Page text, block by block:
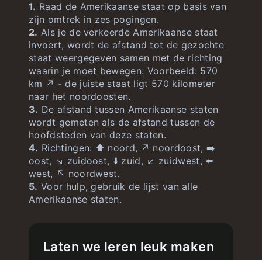
1. Raad de Amerikaanse staat op basis van
zijn omtrek in zes pogingen.
2. Als je de verkeerde Amerikaanse staat
invoert, wordt de afstand tot de gezochte
staat weergegeven samen met de richting
waarin je moet bewegen. Voorbeeld: 570
km ↗️ - de juiste staat ligt 570 kilometer
naar het noordoosten.
3. De afstand tussen Amerikaanse staten
wordt gemeten als de afstand tussen de
hoofdsteden van deze staten.
4. Richtingen: ⬆️ noord, ↗️ noordoost, ➡️
oost, ↘️ zuidoost, ⬇️ zuid, ↙️ zuidwest, ⬅️
west, ↖️ noordwest.
5. Voor hulp, gebruik de lijst van alle
Amerikaanse staten.
Laten we leren leuk maken